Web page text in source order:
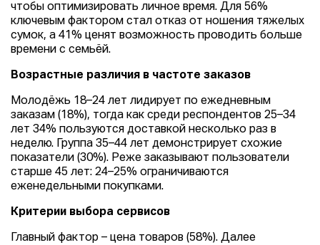
чтобы оптимизировать личное время. Для 56%
ключевым фактором стал отказ от ношения тяжелых
сумок, а 41% ценят возможность проводить больше
времени с семьёй.
Возрастные различия в частоте заказов
Молодёжь 18–24 лет лидирует по ежедневным
заказам (18%), тогда как среди респондентов 25–34
лет 34% пользуются доставкой несколько раз в
неделю. Группа 35–44 лет демонстрирует схожие
показатели (30%). Реже заказывают пользователи
старше 45 лет: 24–25% ограничиваются
еженедельными покупками.
Критерии выбора сервисов
Главный фактор – цена товаров (58%). Далее